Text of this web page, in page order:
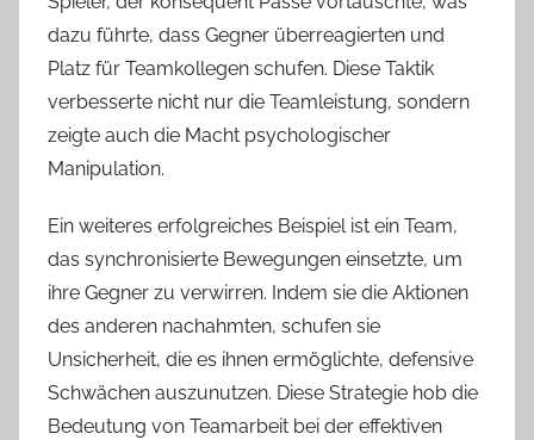
dazu führte, dass Gegner überreagierten und
Platz für Teamkollegen schufen. Diese Taktik
verbesserte nicht nur die Teamleistung, sondern
zeigte auch die Macht psychologischer
Manipulation.
Ein weiteres erfolgreiches Beispiel ist ein Team,
das synchronisierte Bewegungen einsetzte, um
ihre Gegner zu verwirren. Indem sie die Aktionen
des anderen nachahmten, schufen sie
Unsicherheit, die es ihnen ermöglichte, defensive
Schwächen auszunutzen. Diese Strategie hob die
Bedeutung von Teamarbeit bei der effektiven